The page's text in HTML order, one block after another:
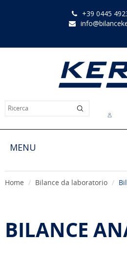
+39 0445
MENU
Home Bilance da laboratorio
BILANCE